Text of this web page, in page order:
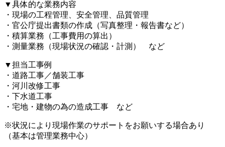
▼具体的な業務内容
・現場の工程管理、安全管理、品質管理
・官公庁提出書類の作成（写真整理・報告書など）
・積算業務（工事費用の算出）
・測量業務（現場状況の確認・計測） など
▼担当工事例
・道路工事／舗装工事
・河川改修工事
・下水道工事
・宅地・建物の為の造成工事 など
※状況により現場作業のサポートをお願いする場合あり
（基本は管理業務中心）